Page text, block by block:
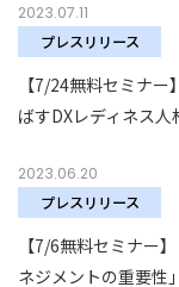
2023.07.11
プレスリリース
【7/24無料セミナ
ばすDXレディネス人
2023.06.20
プレスリリース
【7/6無料セミナー
ネジメントの重要性」